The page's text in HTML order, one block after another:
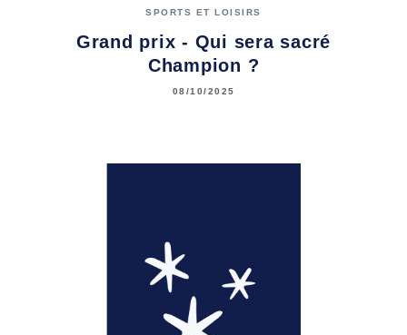
SPORTS ET LOISIRS
Grand prix - Qui sera sacré
Champion ?
08/10/2025